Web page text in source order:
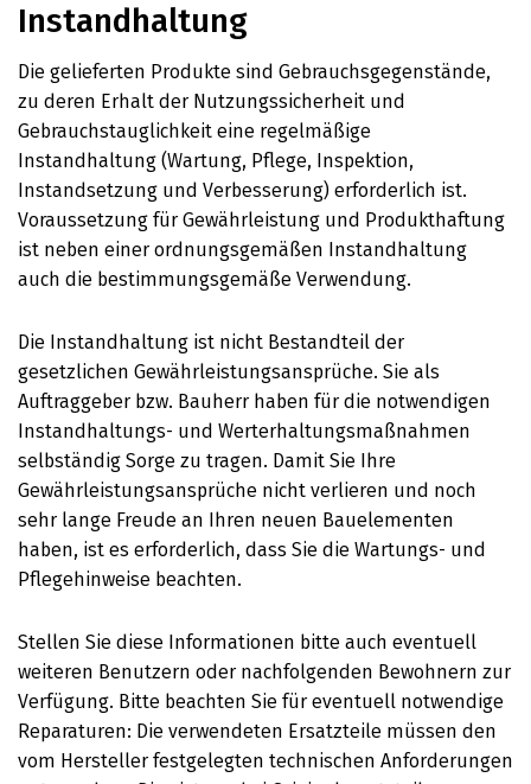
Instandhaltung
Die gelieferten Produkte sind Gebrauchsgegenstände,
zu deren Erhalt der Nutzungssicherheit und
Gebrauchstauglichkeit eine regelmäßige
Instandhaltung (Wartung, Pflege, Inspektion,
Instandsetzung und Verbesserung) erforderlich ist.
Voraussetzung für Gewährleistung und Produkthaftung
ist neben einer ordnungsgemäßen Instandhaltung
auch die bestimmungsgemäße Verwendung.
Die Instandhaltung ist nicht Bestandteil der
gesetzlichen Gewährleistungsansprüche. Sie als
Auftraggeber bzw. Bauherr haben für die notwendigen
Instandhaltungs- und Werterhaltungsmaßnahmen
selbständig Sorge zu tragen. Damit Sie Ihre
Gewährleistungsansprüche nicht verlieren und noch
sehr lange Freude an Ihren neuen Bauelementen
haben, ist es erforderlich, dass Sie die Wartungs- und
Pflegehinweise beachten.
Stellen Sie diese Informationen bitte auch eventuell
weiteren Benutzern oder nachfolgenden Bewohnern zur
Verfügung. Bitte beachten Sie für eventuell notwendige
Reparaturen: Die verwendeten Ersatzteile müssen den
vom Hersteller festgelegten technischen Anforderungen